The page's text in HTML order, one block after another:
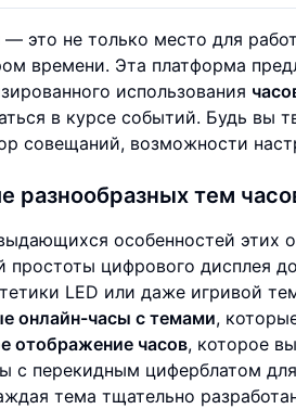
это не только место для
времени. Эта платформа
использования
в курсе событий. Будь вы
совещаний, возможности
разнообразных тем
особенностей этих
простоты цифрового дисплея
LED или даже игривой
онлайн-часы с темами,
отображение часов, которое
с перекидным циферблатом
тема тщательно